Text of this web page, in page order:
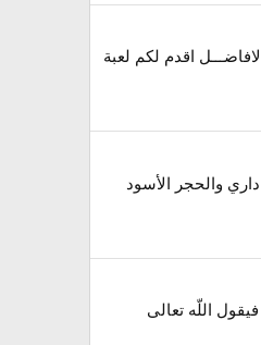
اهلا وسهلا زائــرينــــــــا الافاضـــل اقدم لكم لعبة
والحجر الأسود
اللّه تعالى